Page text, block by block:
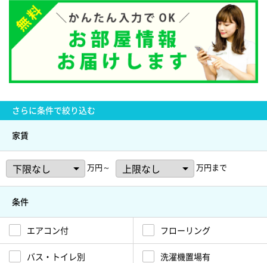
さらに条件で絞り込む
家賃
万円～ 万円まで
条件
エアコン付 フローリング
バス・トイレ別 洗濯機置場有